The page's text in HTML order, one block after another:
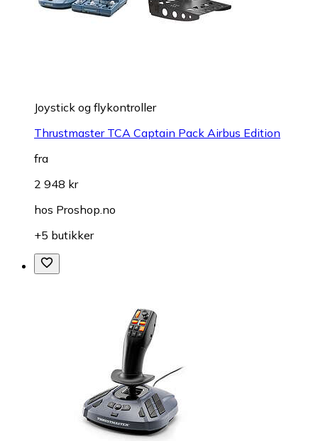
Joystick og flykontroller
Thrustmaster TCA Captain Pack Airbus Edition
fra
2 948 kr
hos Proshop.no
+5 butikker